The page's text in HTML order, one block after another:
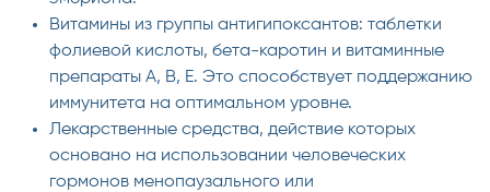
Витамины из группы антигипоксантов: таблетки
фолиевой кислоты, бета-каротин и витаминные
препараты А, В, Е. Это способствует поддержанию
иммунитета на оптимальном уровне.
Лекарственные средства, действие которых
основано на использовании человеческих
гормонов менопаузального или